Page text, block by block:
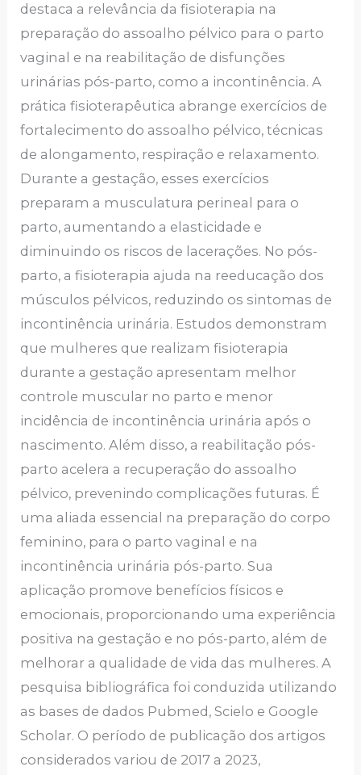
destaca a relevância da fisioterapia na
preparação do assoalho pélvico para o parto
vaginal e na reabilitação de disfunções
urinárias pós-parto, como a incontinência. A
prática fisioterapêutica abrange exercícios de
fortalecimento do assoalho pélvico, técnicas
de alongamento, respiração e relaxamento.
Durante a gestação, esses exercícios
preparam a musculatura perineal para o
parto, aumentando a elasticidade e
diminuindo os riscos de lacerações. No pós-
parto, a fisioterapia ajuda na reeducação dos
músculos pélvicos, reduzindo os sintomas de
incontinência urinária. Estudos demonstram
que mulheres que realizam fisioterapia
durante a gestação apresentam melhor
controle muscular no parto e menor
incidência de incontinência urinária após o
nascimento. Além disso, a reabilitação pós-
parto acelera a recuperação do assoalho
pélvico, prevenindo complicações futuras. É
uma aliada essencial na preparação do corpo
feminino, para o parto vaginal e na
incontinência urinária pós-parto. Sua
aplicação promove benefícios físicos e
emocionais, proporcionando uma experiência
positiva na gestação e no pós-parto, além de
melhorar a qualidade de vida das mulheres. A
pesquisa bibliográfica foi conduzida utilizando
as bases de dados Pubmed, Scielo e Google
Scholar. O período de publicação dos artigos
considerados variou de 2017 a 2023,